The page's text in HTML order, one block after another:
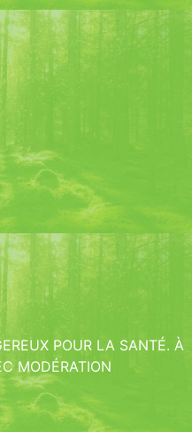
POUR LA SANTÉ. À
MODÉRATION